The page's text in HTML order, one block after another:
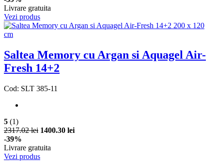
Livrare gratuita
Vezi produs
Saltea Memory cu Argan si Aquagel Air-
Fresh 14+2
Cod: SLT 385-11
5 (1)
2317.02 lei 1400.30 lei
-39%
Livrare gratuita
Vezi produs